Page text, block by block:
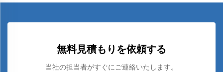
無料見積もりを依頼する
当社の担当者がすぐにご連絡いたします。